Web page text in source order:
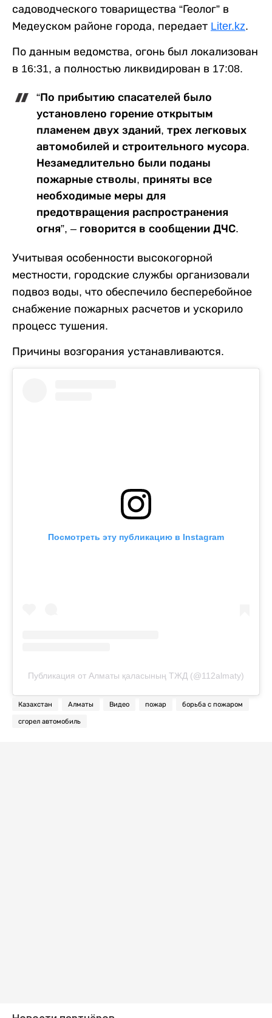
садоводческого товарищества “Геолог” в
Медеуском районе города, передает Liter.kz.
По данным ведомства, огонь был локализован
в 16:31, а полностью ликвидирован в 17:08.
“По прибытию спасателей было
установлено горение открытым
пламенем двух зданий, трех легковых
автомобилей и строительного мусора.
Незамедлительно были поданы
пожарные стволы, приняты все
необходимые меры для
предотвращения распространения
огня”, – говорится в сообщении ДЧС.
Учитывая особенности высокогорной
местности, городские службы организовали
подвоз воды, что обеспечило бесперебойное
снабжение пожарных расчетов и ускорило
процесс тушения.
Причины возгорания устанавливаются.
Посмотреть эту публикацию в Instagram
Публикация от Алматы қаласының ТЖД (@112almaty)
Казахстан Алматы Видео пожар борьба с пожаром
сгорел автомобиль